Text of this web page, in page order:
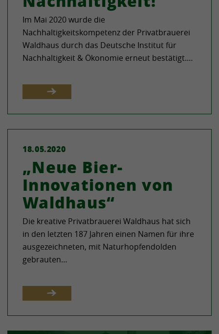
Im Mai 2020 wurde die
Nachhaltigkeitskompetenz der Privatbrauerei
Waldhaus durch das Deutsche Institut für
Nachhaltigkeit & Ökonomie erneut bestätigt.…
18.05.2020
„Neue Bier-
Innovationen von
Waldhaus“
Die kreative Privatbrauerei Waldhaus hat sich
in den letzten 187 Jahren einen Namen für ihre
ausgezeichneten, mit Naturhopfendolden
gebrauten…